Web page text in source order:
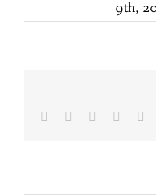
LinkedIn
WhatsApp
Tumblr
Pinterest